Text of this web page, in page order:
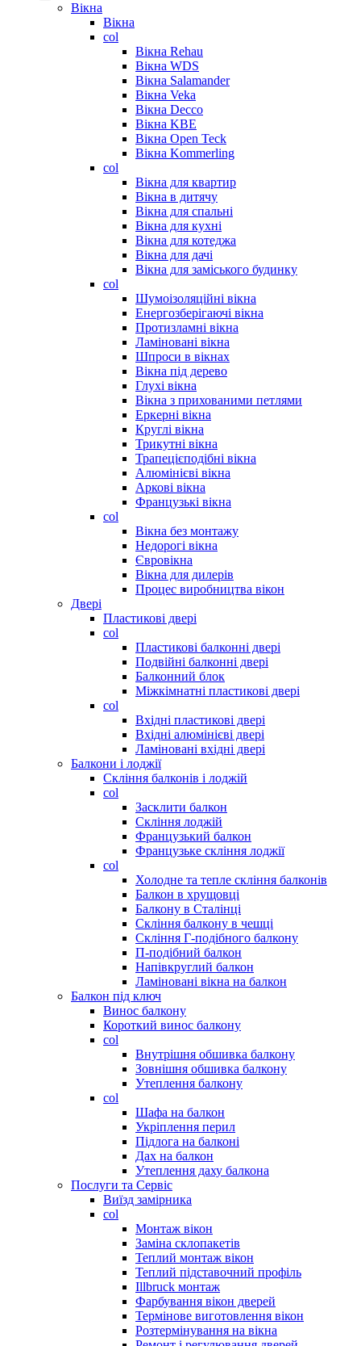
Вікна
Вікна
col
Вікна Rehau
Вікна WDS
Вікна Salamander
Вікна Veka
Вікна Decco
Вікна KBE
Вікна Open Teck
Вікна Kommerling
col
Вікна для квартир
Вікна в дитячу
Вікна для спальні
Вікна для кухні
Вікна для котеджа
Вікна для дачі
Вікна для заміського будинку
col
Шумоізоляційні вікна
Енергозберігаючі вікна
Протизламні вікна
Ламіновані вікна
Шпроси в вікнах
Вікна під дерево
Глухі вікна
Вікна з прихованими петлями
Еркерні вікна
Круглі вікна
Трикутні вікна
Трапецієподібні вікна
Алюмінієві вікна
Аркові вікна
Французькі вікна
col
Вікна без монтажу
Недорогі вікна
Євровікна
Вікна для дилерів
Процес виробництва вікон
Двері
Пластикові двері
col
Пластикові балконні двері
Подвійні балконні двері
Балконний блок
Міжкімнатні пластикові двері
col
Вхідні пластикові двері
Вхідні алюмінієві двері
Ламіновані вхідні двері
Балкони і лоджії
Скління балконів і лоджій
col
Засклити балкон
Скління лоджій
Французький балкон
Французьке скління лоджії
col
Холодне та тепле скління балконів
Балкон в хрущовці
Балкону в Сталінці
Скління балкону в чешці
Скління Г-подібного балкону
П-подібний балкон
Напівкруглий балкон
Ламіновані вікна на балкон
Балкон під ключ
Винос балкону
Короткий винос балкону
col
Внутрішня обшивка балкону
Зовнішня обшивка балкону
Утеплення балкону
col
Шафа на балкон
Укріплення перил
Підлога на балконі
Дах на балкон
Утеплення даху балкона
Послуги та Сервіс
Виїзд замірника
col
Монтаж вікон
Заміна склопакетів
Теплий монтаж вікон
Теплий підставочний профіль
Illbruck монтаж
Фарбування вікон дверей
Термінове виготовлення вікон
Розтермінування на вікна